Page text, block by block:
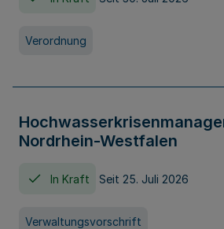
Verordnung
Nordrhein-Westfalen
In Kraft Seit 25. Juli 2026
Verwaltungsvorschrift